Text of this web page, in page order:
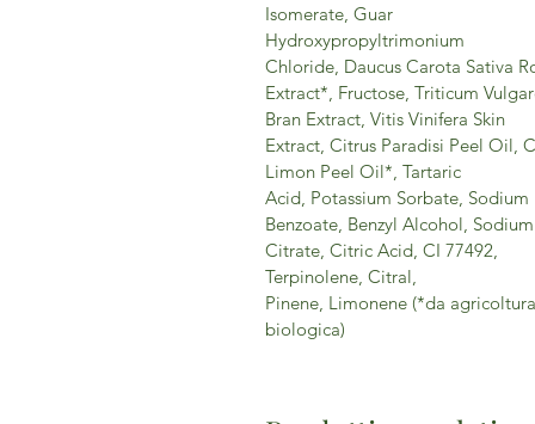
Isomerate, Guar
Hydroxypropyltrimonium
Chloride, Daucus Carota Sativa
Extract*, Fructose, Triticum
Bran Extract, Vitis Vinifera Skin
Extract, Citrus Paradisi Peel Oil,
Limon Peel Oil*, Tartaric
Acid, Potassium Sorbate, Sodium
Benzoate, Benzyl Alcohol, Sodium
Citrate, Citric Acid, CI 77492,
Terpinolene, Citral,
Pinene, Limonene (*da agricoltura
biologica)